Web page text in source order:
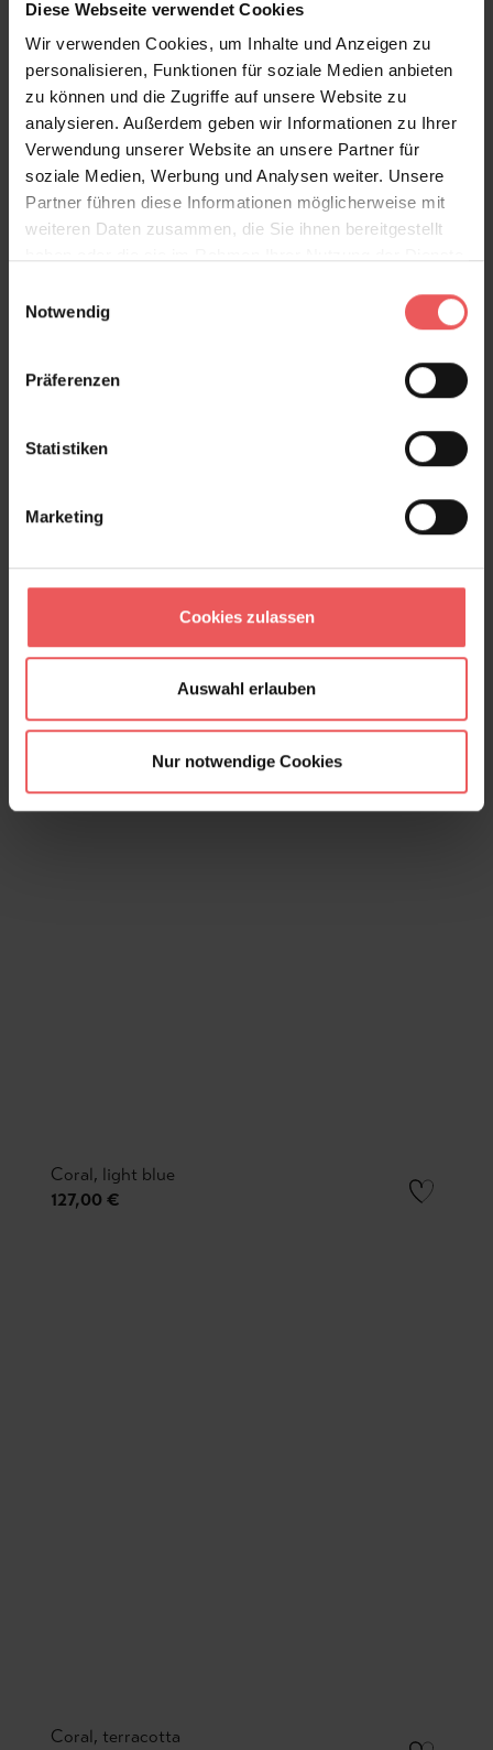
Diese Webseite verwendet Cookies
Wir verwenden Cookies, um Inhalte und Anzeigen zu
personalisieren, Funktionen für soziale Medien anbieten
zu können und die Zugriffe auf unsere Website zu
analysieren. Außerdem geben wir Informationen zu Ihrer
Verwendung unserer Website an unsere Partner für
soziale Medien, Werbung und Analysen weiter. Unsere
Partner führen diese Informationen möglicherweise mit
weiteren Daten zusammen, die Sie ihnen bereitgestellt
Notwendig
Präferenzen
Statistiken
Marketing
Cookies zulassen
Auswahl erlauben
Nur notwendige Cookies
Coral, beige
127,00 €
Coral, garden green
Coral, light blue
127,00 €
Coral, terracotta